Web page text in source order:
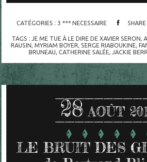
CATÉGORIES : 3 *** NECESSAIRE SHARE
TAGS : JE ME TUE À LE DIRE DE XAVIER SERON,
RAUSIN, MYRIAM BOYER, SERGE RIABOUKINE,
BRUNEAU,CATHERINE SALÉE,JACKIE
28 AOÛT
LE BRUIT DES